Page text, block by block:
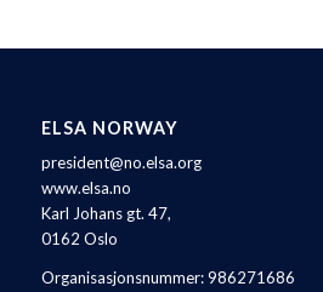
ELSA NORWAY
president@no.elsa.org
www.elsa.no
Karl Johans gt. 47,
0162 Oslo
Organisasjonsnummer: 986271686